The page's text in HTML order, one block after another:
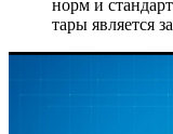
норм и
тары является